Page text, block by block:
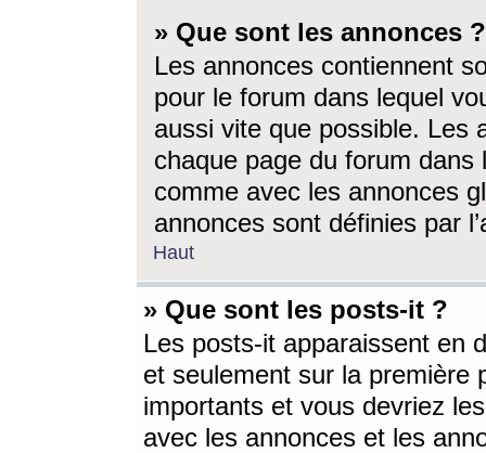
» Que sont les annonces ?
Les annonces contiennent
pour le forum dans lequel
aussi vite que possible. Les
chaque page du forum dans
comme avec les annonces
annonces sont définies par
Haut
» Que sont les posts-it ?
Les posts-it apparaissent en
et seulement sur la première
importants et vous devriez
avec les annonces et les